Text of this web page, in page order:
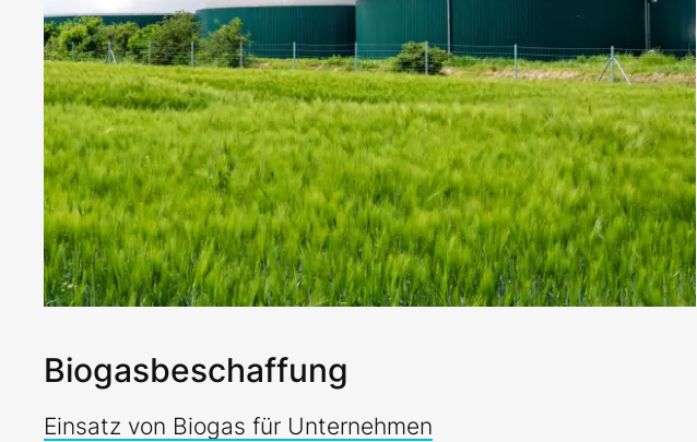
Biogasbeschaffung
Einsatz von Biogas für Unternehmen